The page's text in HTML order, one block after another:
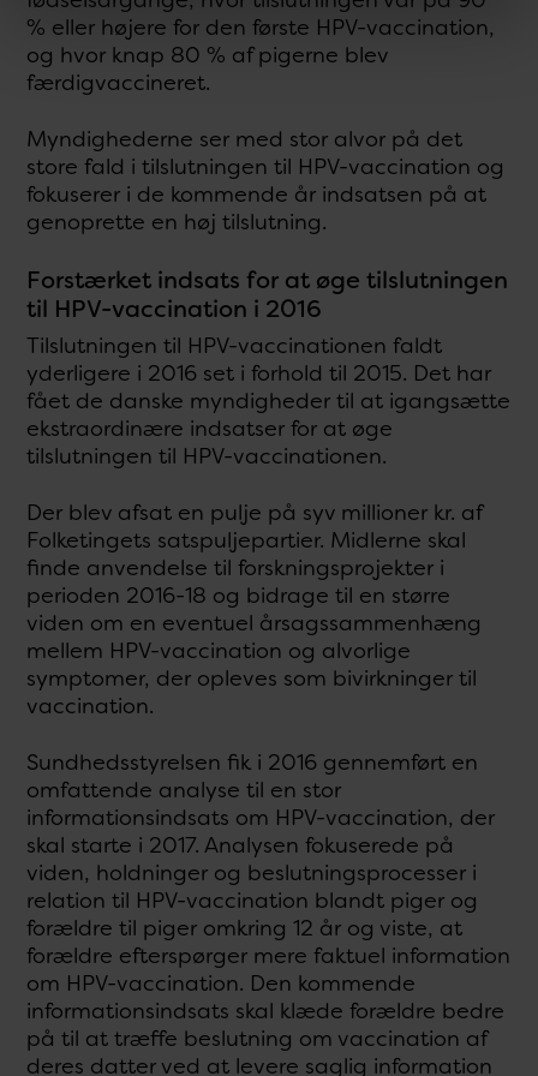
% eller højere for den første HPV-vaccination,
og hvor knap 80 % af pigerne blev
færdigvaccineret.
Myndighederne ser med stor alvor på det
store fald i tilslutningen til HPV-vaccination og
fokuserer i de kommende år indsatsen på at
genoprette en høj tilslutning.
Forstærket indsats for at øge tilslutningen
til HPV-vaccination i 2016
Tilslutningen til HPV-vaccinationen faldt
yderligere i 2016 set i forhold til 2015. Det har
fået de danske myndigheder til at igangsætte
ekstraordinære indsatser for at øge
tilslutningen til HPV-vaccinationen.
Der blev afsat en pulje på syv millioner kr. af
Folketingets satspuljepartier. Midlerne skal
finde anvendelse til forskningsprojekter i
perioden 2016-18 og bidrage til en større
viden om en eventuel årsagssammenhæng
mellem HPV-vaccination og alvorlige
symptomer, der opleves som bivirkninger til
vaccination.
Sundhedsstyrelsen fik i 2016 gennemført en
omfattende analyse til en stor
informationsindsats om HPV-vaccination, der
skal starte i 2017. Analysen fokuserede på
viden, holdninger og beslutningsprocesser i
relation til HPV-vaccination blandt piger og
forældre til piger omkring 12 år og viste, at
forældre efterspørger mere faktuel information
om HPV-vaccination. Den kommende
informationsindsats skal klæde forældre bedre
på til at træffe beslutning om vaccination af
deres datter ved at levere saglig information